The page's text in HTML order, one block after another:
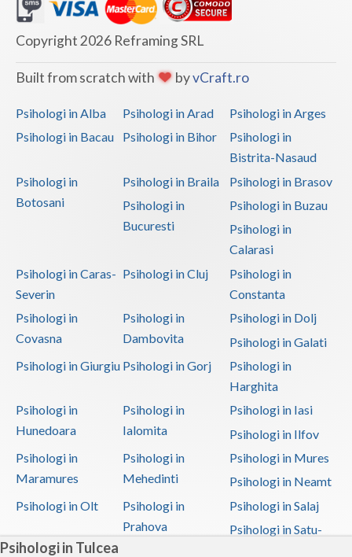
Psihologi in Tulcea
Copyright 2026 Reframing SRL
Built from scratch with byvCraft.ro
Psihologi in Alba Psihologi in Arad
Psihologi in Arges
Psihologi in Bacau
Psihologi in Bihor
Psihologi in
Bistrita-Nasaud
Psihologi in
Botosani
Psihologi in Braila
Psihologi in Brasov
Psihologi in
Bucuresti
Psihologi in Buzau
Psihologi in
Calarasi
Psihologi in Caras-
Severin
Psihologi in Cluj
Psihologi in
Constanta
Psihologi in
Covasna
Psihologi in
Dambovita
Psihologi in Dolj
Psihologi in Galati
Psihologi in Giurgiu Psihologi in Gorj
Psihologi in
Harghita
Psihologi in
Hunedoara
Psihologi in
Ialomita
Psihologi in Iasi
Psihologi in Ilfov
Psihologi in
Maramures
Psihologi in
Mehedinti
Psihologi in Mures
Psihologi in Neamt
Psihologi in Olt
Psihologi in
Prahova
Psihologi in Salaj
Psihologi in Satu-